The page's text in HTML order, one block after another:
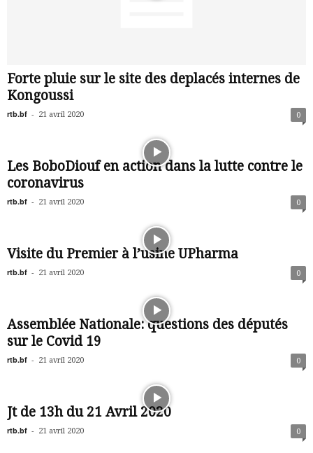
Forte pluie sur le site des deplacés internes de
Kongoussi
rtb.bf - 21 avril 2020 0
Les BoboDiouf en action dans la lutte contre le
coronavirus
rtb.bf - 21 avril 2020 0
Visite du Premier à l’usine UPharma
rtb.bf - 21 avril 2020 0
Assemblée Nationale: questions des députés
sur le Covid 19
rtb.bf - 21 avril 2020 0
Jt de 13h du 21 Avril 2020
rtb.bf - 21 avril 2020 0